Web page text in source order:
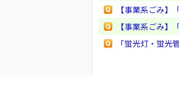
【事業系ごみ】
【事業系ごみ
「蛍光灯・蛍